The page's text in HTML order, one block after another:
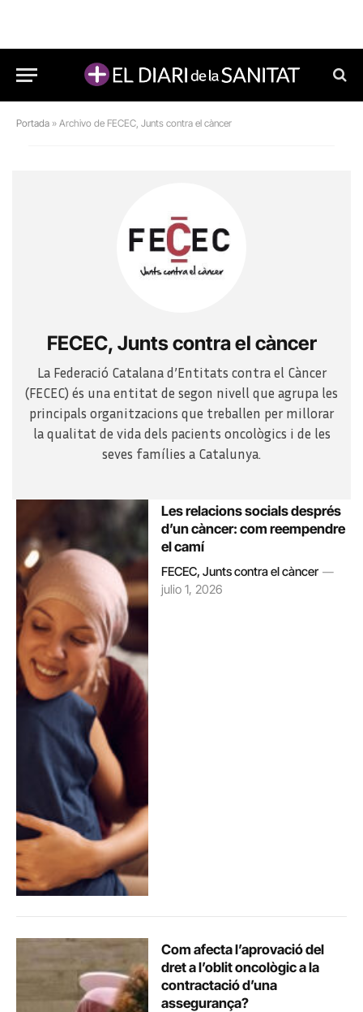
Portada » Archivo de FECEC, Junts contra el càncer
FECEC, Junts contra el càncer
La Federació Catalana d’Entitats contra el Càncer
(FECEC) és una entitat de segon nivell que agrupa les
principals organitzacions que treballen per millorar
la qualitat de vida dels pacients oncològics i de les
seves famílies a Catalunya.
Les relacions socials després
d’un càncer: com reempendre
el camí
FECEC, Junts contra el càncer
julio 1, 2026
Com afecta l’aprovació del
dret a l’oblit oncològic a la
contractació d’una
assegurança?